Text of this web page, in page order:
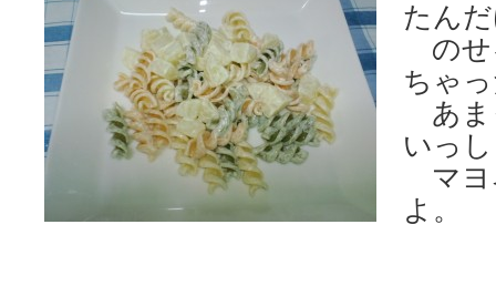
たん
のせ
ちゃ
あま
いっ
マヨ
よ。